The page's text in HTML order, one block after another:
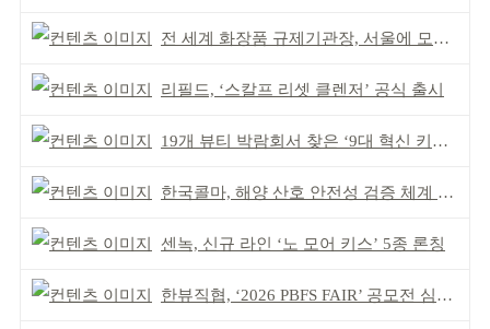
전 세계 화장품 규제기관장, 서울에 모인다
리필드, ‘스칼프 리셋 클렌저’ 공식 출시
19개 뷰티 박람회서 찾은 ‘9대 혁신 키워드’
한국콜마, 해양 산호 안전성 검증 체계 구축
센녹, 신규 라인 ‘노 모어 키스’ 5종 론칭
한뷰직협, ‘2026 PBFS FAIR’ 공모전 심사 성료